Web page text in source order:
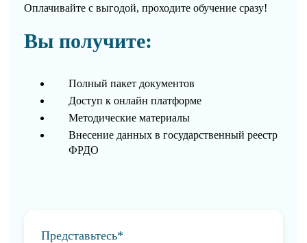
Оплачивайте с выгодой, проходите обучение сразу!
Вы получите:
Полный пакет документов
Доступ к онлайн платформе
Методические материалы
Внесение данных в государственный реестр
ФРДО
Представьтесь*